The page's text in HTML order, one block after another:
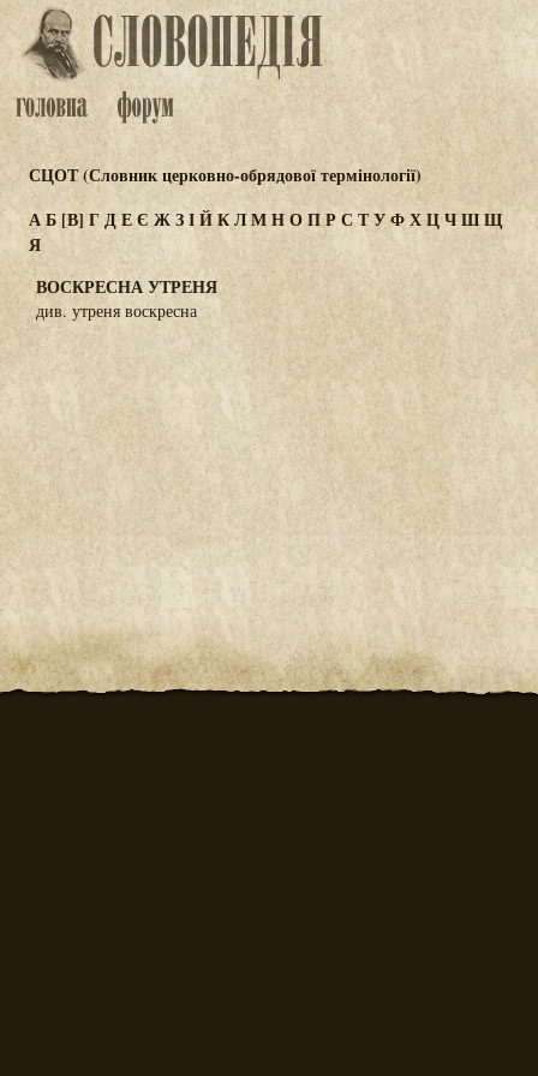
СЦОТ (Словник церковно-обрядової термінології)
АБ [В] ГДЕЄ ЖЗІЙКЛМНОПРСТУФХЦЧШЩ
Я
ВОСКРЕСНА УТРЕНЯ
див. утреня воскресна